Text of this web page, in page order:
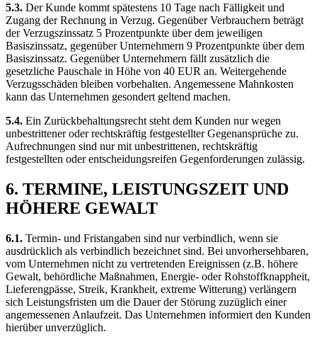
5.3. Der Kunde kommt spätestens 10 Tage nach Fälligkeit und
Zugang der Rechnung in Verzug. Gegenüber Verbrauchern beträgt
der Verzugszinssatz 5 Prozentpunkte über dem jeweiligen
Basiszinssatz, gegenüber Unternehmern 9 Prozentpunkte über dem
Basiszinssatz. Gegenüber Unternehmern fällt zusätzlich die
gesetzliche Pauschale in Höhe von 40 EUR an. Weitergehende
Verzugsschäden bleiben vorbehalten. Angemessene Mahnkosten
kann das Unternehmen gesondert geltend machen.
5.4. Ein Zurückbehaltungsrecht steht dem Kunden nur wegen
unbestrittener oder rechtskräftig festgestellter Gegenansprüche zu.
Aufrechnungen sind nur mit unbestrittenen, rechtskräftig
festgestellten oder entscheidungsreifen Gegenforderungen zulässig.
6. TERMINE, LEISTUNGSZEIT UND
HÖHERE GEWALT
6.1. Termin- und Fristangaben sind nur verbindlich, wenn sie
ausdrücklich als verbindlich bezeichnet sind. Bei unvorhersehbaren,
vom Unternehmen nicht zu vertretenden Ereignissen (z.B. höhere
Gewalt, behördliche Maßnahmen, Energie- oder Rohstoffknappheit,
Lieferengpässe, Streik, Krankheit, extreme Witterung) verlängern
sich Leistungsfristen um die Dauer der Störung zuzüglich einer
angemessenen Anlaufzeit. Das Unternehmen informiert den Kunden
hierüber unverzüglich.